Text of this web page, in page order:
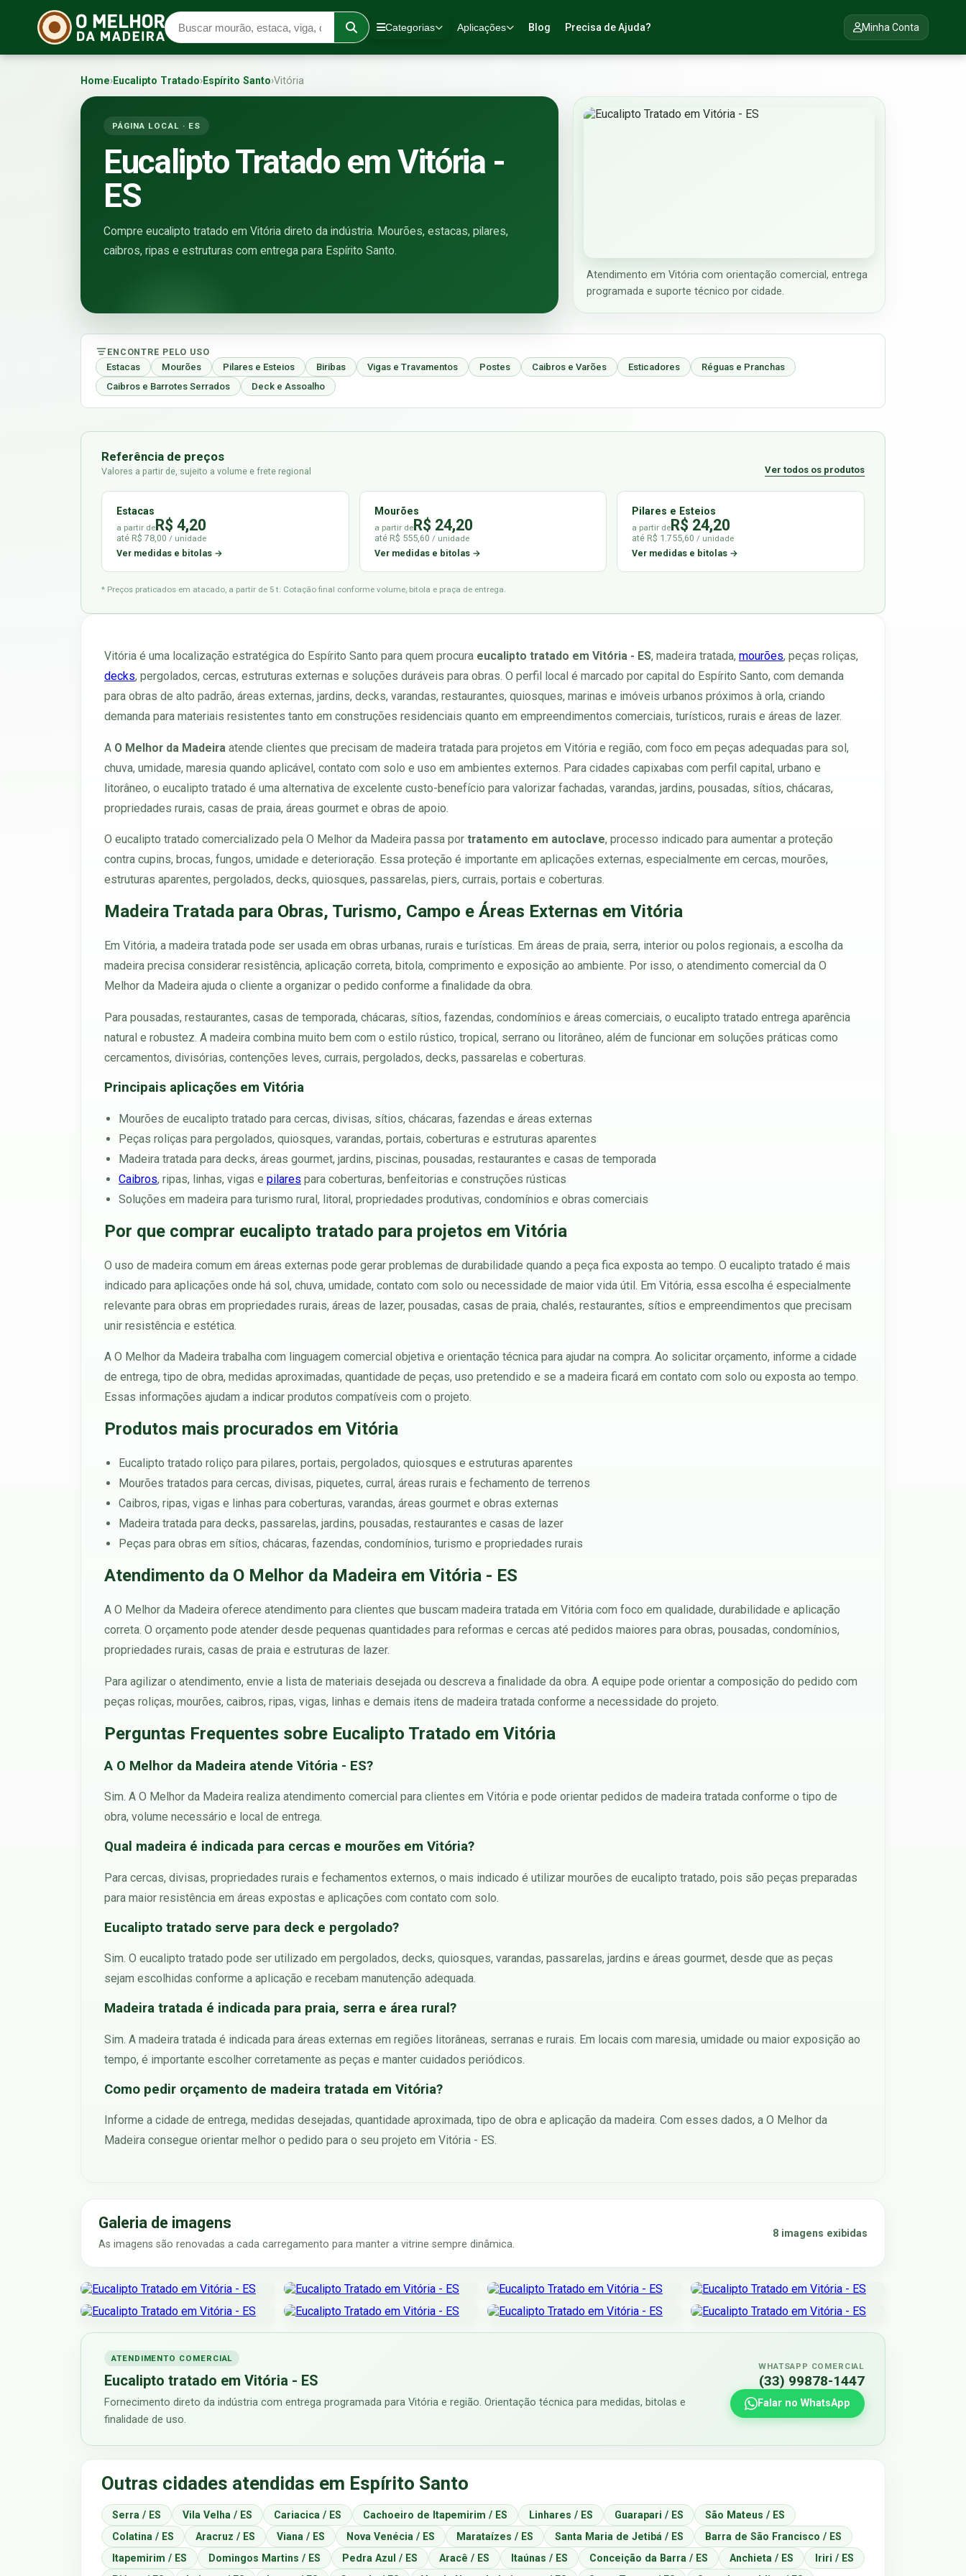
Categorias Aplicações Blog Precisa de Ajuda? Minha Conta
Home›Eucalipto Tratado›Espírito Santo›Vitória
PÁGINA LOCAL · ES
Eucalipto Tratado em Vitória -
ES
Compre eucalipto tratado em Vitória direto da indústria. Mourões, estacas, pilares,
caibros, ripas e estruturas com entrega para Espírito Santo.
Atendimento em Vitória com orientação comercial, entrega
programada e suporte técnico por cidade.
ENCONTRE PELO USO
Estacas
Mourões Pilares e Esteios Biribas Vigas e Travamentos Postes Caibros e Varões Esticadores
Réguas e Pranchas
Caibros e Barrotes Serrados
Deck e Assoalho
Referência de preços
Valores a partir de, sujeito a volume e frete regional Ver todos os produtos
Estacas
a partir deR$ 4,20
até R$ 78,00 / unidade
Ver medidas e bitolas →
Mourões
a partir deR$ 24,20
até R$ 555,60 / unidade
Ver medidas e bitolas →
Pilares e Esteios
a partir deR$ 24,20
até R$ 1.755,60/ unidade
Ver medidas e bitolas →
* Preços praticados em atacado, a partir de 5 t. Cotação final conforme volume, bitola e praça de entrega.
Vitória é uma localização estratégica do Espírito Santo para quem procura eucalipto tratado em Vitória - ES, madeira tratada, mourões, peças roliças,
decks, pergolados, cercas, estruturas externas e soluções duráveis para obras. O perfil local é marcado por capital do Espírito Santo, com demanda
para obras de alto padrão, áreas externas, jardins, decks, varandas, restaurantes, quiosques, marinas e imóveis urbanos próximos à orla, criando
demanda para materiais resistentes tanto em construções residenciais quanto em empreendimentos comerciais, turísticos, rurais e áreas de lazer.
A O Melhor da Madeira atende clientes que precisam de madeira tratada para projetos em Vitória e região, com foco em peças adequadas para sol,
chuva, umidade, maresia quando aplicável, contato com solo e uso em ambientes externos. Para cidades capixabas com perfil capital, urbano e
litorâneo, o eucalipto tratado é uma alternativa de excelente custo-benefício para valorizar fachadas, varandas, jardins, pousadas, sítios, chácaras,
propriedades rurais, casas de praia, áreas gourmet e obras de apoio.
O eucalipto tratado comercializado pela O Melhor da Madeira passa por tratamento em autoclave, processo indicado para aumentar a proteção
contra cupins, brocas, fungos, umidade e deterioração. Essa proteção é importante em aplicações externas, especialmente em cercas, mourões,
estruturas aparentes, pergolados, decks, quiosques, passarelas, piers, currais, portais e coberturas.
Madeira Tratada para Obras, Turismo, Campo e Áreas Externas em Vitória
Em Vitória, a madeira tratada pode ser usada em obras urbanas, rurais e turísticas. Em áreas de praia, serra, interior ou polos regionais, a escolha da
madeira precisa considerar resistência, aplicação correta, bitola, comprimento e exposição ao ambiente. Por isso, o atendimento comercial da O
Melhor da Madeira ajuda o cliente a organizar o pedido conforme a finalidade da obra.
Para pousadas, restaurantes, casas de temporada, chácaras, sítios, fazendas, condomínios e áreas comerciais, o eucalipto tratado entrega aparência
natural e robustez. A madeira combina muito bem com o estilo rústico, tropical, serrano ou litorâneo, além de funcionar em soluções práticas como
cercamentos, divisórias, contenções leves, currais, pergolados, decks, passarelas e coberturas.
Principais aplicações em Vitória
Mourões de eucalipto tratado para cercas, divisas, sítios, chácaras, fazendas e áreas externas
Peças roliças para pergolados, quiosques, varandas, portais, coberturas e estruturas aparentes
Madeira tratada para decks, áreas gourmet, jardins, piscinas, pousadas, restaurantes e casas de temporada
Caibros, ripas, linhas, vigas e pilares para coberturas, benfeitorias e construções rústicas
Soluções em madeira para turismo rural, litoral, propriedades produtivas, condomínios e obras comerciais
Por que comprar eucalipto tratado para projetos em Vitória
O uso de madeira comum em áreas externas pode gerar problemas de durabilidade quando a peça fica exposta ao tempo. O eucalipto tratado é mais
indicado para aplicações onde há sol, chuva, umidade, contato com solo ou necessidade de maior vida útil. Em Vitória, essa escolha é especialmente
relevante para obras em propriedades rurais, áreas de lazer, pousadas, casas de praia, chalés, restaurantes, sítios e empreendimentos que precisam
unir resistência e estética.
A O Melhor da Madeira trabalha com linguagem comercial objetiva e orientação técnica para ajudar na compra. Ao solicitar orçamento, informe a cidade
de entrega, tipo de obra, medidas aproximadas, quantidade de peças, uso pretendido e se a madeira ficará em contato com solo ou exposta ao tempo.
Essas informações ajudam a indicar produtos compatíveis com o projeto.
Produtos mais procurados em Vitória
Eucalipto tratado roliço para pilares, portais, pergolados, quiosques e estruturas aparentes
Mourões tratados para cercas, divisas, piquetes, curral, áreas rurais e fechamento de terrenos
Caibros, ripas, vigas e linhas para coberturas, varandas, áreas gourmet e obras externas
Madeira tratada para decks, passarelas, jardins, pousadas, restaurantes e casas de lazer
Peças para obras em sítios, chácaras, fazendas, condomínios, turismo e propriedades rurais
Atendimento da O Melhor da Madeira em Vitória - ES
A O Melhor da Madeira oferece atendimento para clientes que buscam madeira tratada em Vitória com foco em qualidade, durabilidade e aplicação
correta. O orçamento pode atender desde pequenas quantidades para reformas e cercas até pedidos maiores para obras, pousadas, condomínios,
propriedades rurais, casas de praia e estruturas de lazer.
Para agilizar o atendimento, envie a lista de materiais desejada ou descreva a finalidade da obra. A equipe pode orientar a composição do pedido com
peças roliças, mourões, caibros, ripas, vigas, linhas e demais itens de madeira tratada conforme a necessidade do projeto.
Perguntas Frequentes sobre Eucalipto Tratado em Vitória
A O Melhor da Madeira atende Vitória - ES?
Sim. A O Melhor da Madeira realiza atendimento comercial para clientes em Vitória e pode orientar pedidos de madeira tratada conforme o tipo de
obra, volume necessário e local de entrega.
Qual madeira é indicada para cercas e mourões em Vitória?
Para cercas, divisas, propriedades rurais e fechamentos externos, o mais indicado é utilizar mourões de eucalipto tratado, pois são peças preparadas
para maior resistência em áreas expostas e aplicações com contato com solo.
Eucalipto tratado serve para deck e pergolado?
Sim. O eucalipto tratado pode ser utilizado em pergolados, decks, quiosques, varandas, passarelas, jardins e áreas gourmet, desde que as peças
sejam escolhidas conforme a aplicação e recebam manutenção adequada.
Madeira tratada é indicada para praia, serra e área rural?
Sim. A madeira tratada é indicada para áreas externas em regiões litorâneas, serranas e rurais. Em locais com maresia, umidade ou maior exposição ao
tempo, é importante escolher corretamente as peças e manter cuidados periódicos.
Como pedir orçamento de madeira tratada em Vitória?
Informe a cidade de entrega, medidas desejadas, quantidade aproximada, tipo de obra e aplicação da madeira. Com esses dados, a O Melhor da
Madeira consegue orientar melhor o pedido para o seu projeto em Vitória - ES.
Galeria de imagens
As imagens são renovadas a cada carregamento para manter a vitrine sempre dinâmica.
8 imagens exibidas
ATENDIMENTO COMERCIAL
Eucalipto tratado em Vitória - ES
Fornecimento direto da indústria com entrega programada para Vitória e região. Orientação técnica para medidas, bitolas e
finalidade de uso.
WHATSAPP COMERCIAL
(33) 99878-1447
Falar no WhatsApp
Outras cidades atendidas em Espírito Santo
Serra / ES Vila Velha / ES Cariacica / ES Cachoeiro de Itapemirim / ES Linhares / ES Guarapari / ES
São Mateus / ES
Colatina / ES
Aracruz / ES Viana / ES Nova Venécia / ES Marataízes / ES Santa Maria de Jetibá / ES
Barra de São Francisco / ES
Itapemirim / ES
Domingos Martins / ES Pedra Azul / ES Aracê / ES Itaúnas / ES Conceição da Barra / ES Anchieta / ES
Iriri / ES